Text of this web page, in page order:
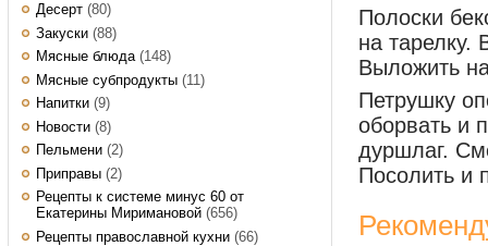
Десерт (80)
Закуски (88)
Мясные блюда(148)
Мясные субпродукты (11)
Напитки (9)
Новости (8)
Пельмени (2)
Приправы (2)
Рецепты к системе минус 60 от
Екатерины Миримановой (656)
Рецепты православной кухни (66)
Полоски
на тарелку.
Выложить
Петрушку
оборвать и
дуршлаг.
Посолить и